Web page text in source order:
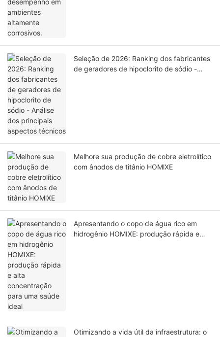
Seleção de 2026: Ranking dos fabricantes
de geradores de hipoclorito de sódio -
Melhore sua produção de cobre eletrolítico
com ânodos de titânio HOMlXE
Apresentando o copo de água rico em
hidrogênio HOMIXE: produção rápida e
Otimizando a vida útil da infraestrutura: o